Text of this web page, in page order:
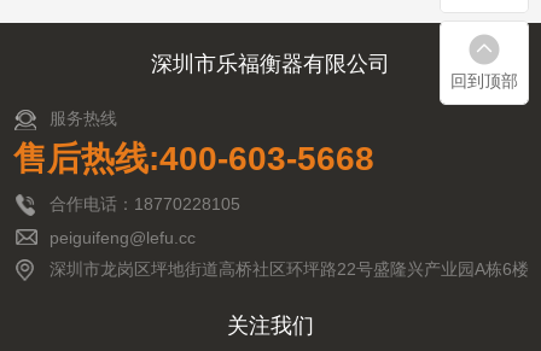
回到顶部
深圳市乐福衡器有限公司
服务热线
售后热线:400-603-5668
合作电话：18770228105
peiguifeng@lefu.cc
深圳市龙岗区坪地街道高桥社区环坪路22号盛隆兴产业园A栋6楼
关注我们